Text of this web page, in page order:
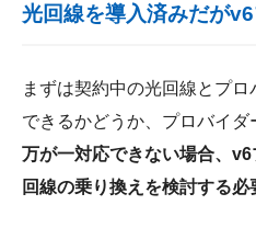
光回線を導入済みだが
まずは契約中の光回線とプ
できるかどうか、プロバイダ
万が一対応できない場合、
回線の乗り換えを検討する必